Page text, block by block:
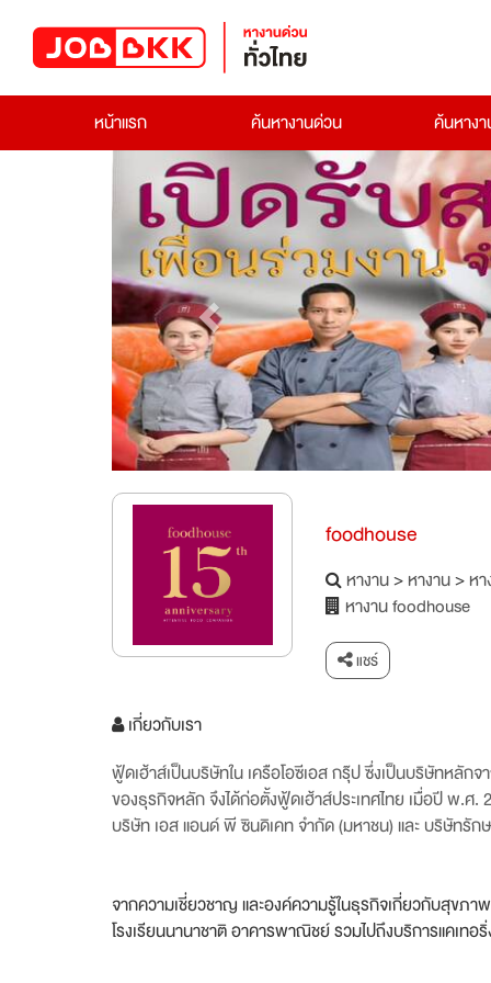
หน้าแรก ค้นหางานด่วน ค้นหาง
Previous
foodhouse
หางาน>หางาน>ห
หางาน foodhouse
แชร์
เกี่ยวกับเรา
ฟู้ดเฮ้าส์เป็นบริษัทใน เครือโอซีเอส กรุ๊ป ซึ่งเป็นบริษัทหลั
ของธุรกิจหลัก จึงได้ก่อตั้งฟู้ดเฮ้าส์ประเทศไทย เมื่อปี พ.ศ.
บริษัท เอส แอนด์ พี ซินดิเคท จำกัด (มหาชน) และ บริษัทรั
จากความเชี่ยวชาญ และองค์ความรู้ในธุรกิจเกี่ยวกับสุขภาพ
โรงเรียนนานาชาติ อาคารพาณิชย์ รวมไปถึงบริการแคเทอริ่